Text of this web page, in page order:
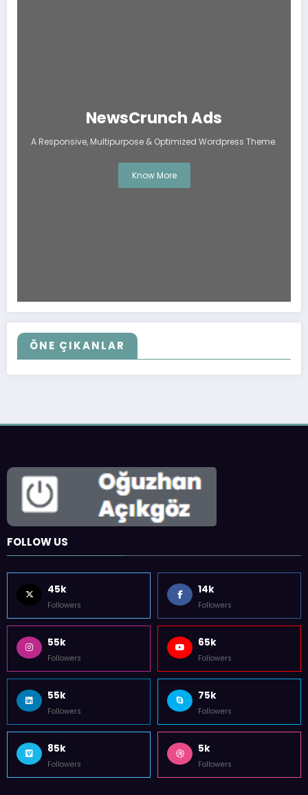
NewsCrunch Ads
A Responsive, Multipurpose & Optimized Wordpress Theme.
Know More
ÖNE ÇIKANLAR
FOLLOW US
45k
Followers
14k
Followers
55k
Followers
65k
Followers
55k
Followers
75k
Followers
85k
Followers
5k
Followers